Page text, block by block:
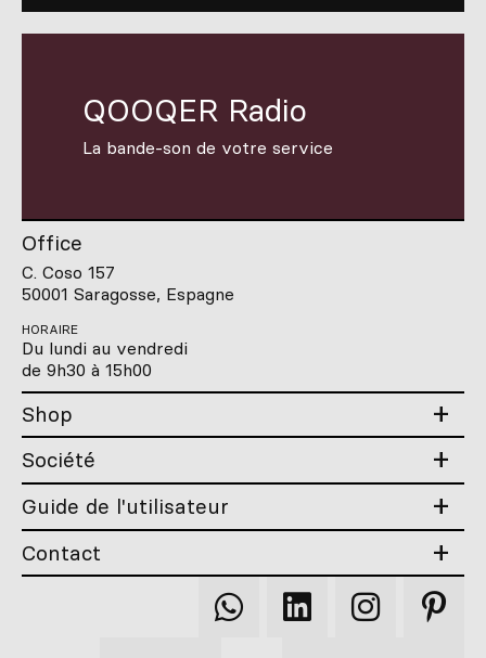
QOOQER Radio
La bande-son de votre service
Office
C. Coso 157
50001 Saragosse, Espagne
HORAIRE
Du lundi au vendredi
de 9h30 à 15h00
Shop
Société
Guide de l'utilisateur
Contact
Qooqer
WhatsApp
Qooqer
Linkedin
Qooqer
Instagram
Qooqer